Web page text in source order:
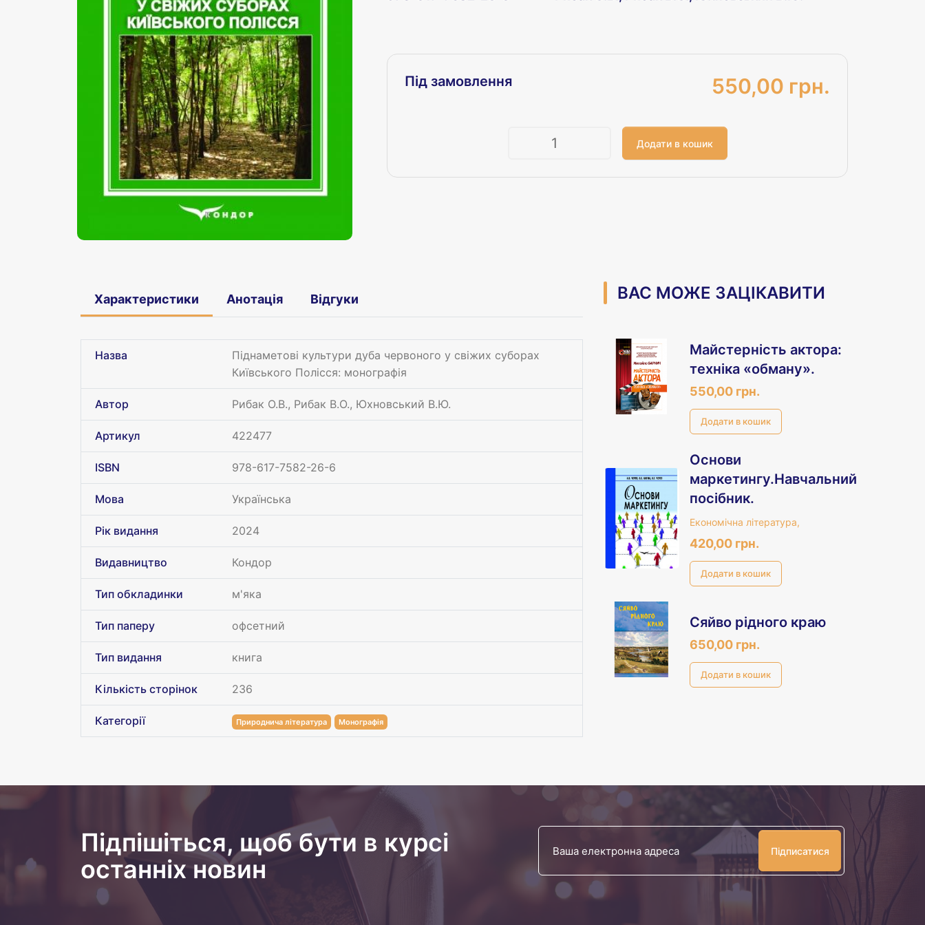
Під замовлення 550,00 грн.
Кількість
Характеристики Анотація Відгуки
Назва
Піднаметові культури дуба червоного у свіжих суборах
Київського Полісся: монографія
Автор Рибак О.В., Рибак В.О., Юхновський В.Ю.
Артикул 422477
ISBN 978-617-7582-26-6
Мова Українська
Рік видання 2024
Видавництво Кондор
Тип обкладинки м'яка
Тип паперу офсетний
Тип видання книга
Кількість сторінок 236
Категорії Природнича література Монографія
ВАС МОЖЕ ЗАЦІКАВИТИ
Майстерність актора:
техніка «обману».
550,00 грн.
Основи
маркетингу.Навчальний
посібник.
Економічна література,
420,00 грн.
Сяйво рідного краю
650,00 грн.
Підпішіться, щоб бути в курсі
останніх новин
Ваша
електронна
адреса